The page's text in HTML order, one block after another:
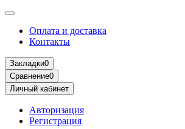
Оплата и доставка
Контакты
Закладки0
Сравнение0
Личный кабинет
Авторизация
Регистрация